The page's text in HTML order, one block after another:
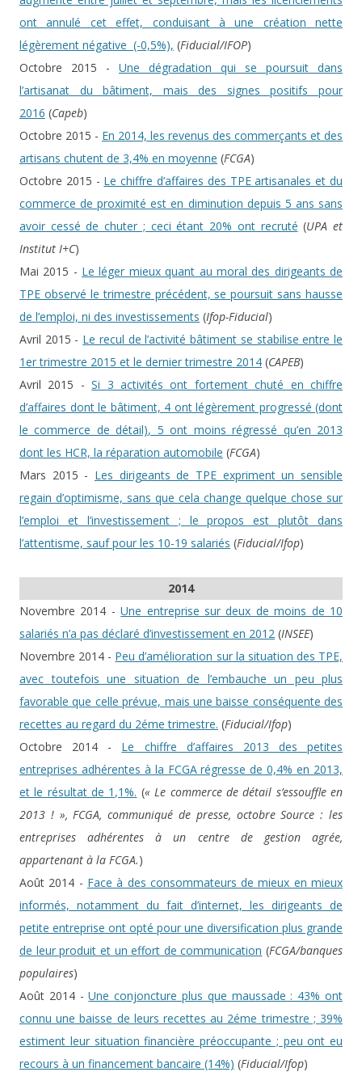
ont annulé cet effet, conduisant à une création nette
légèrement négative (-0,5%), (Fiducial/IFOP)
Octobre 2015 - Une dégradation qui se poursuit dans
l’artisanat du bâtiment, mais des signes positifs pour
2016 (Capeb)
Octobre 2015 - En 2014, les revenus des commerçants et des
artisans chutent de 3,4% en moyenne (FCGA)
Octobre 2015 - Le chiffre d’affaires des TPE artisanales et du
commerce de proximité est en diminution depuis 5 ans sans
avoir cessé de chuter ; ceci étant 20% ont recruté (UPA et
Institut I+C)
Mai 2015 - Le léger mieux quant au moral des dirigeants de
TPE observé le trimestre précédent, se poursuit sans hausse
de l’emploi, ni des investissements (Ifop-Fiducial)
Avril 2015 - Le recul de l’activité bâtiment se stabilise entre le
1er trimestre 2015 et le dernier trimestre 2014 (CAPEB)
Avril 2015 -Si 3 activités ont fortement chuté en chiffre
d’affaires dont le bâtiment, 4 ont légèrement progressé (dont
le commerce de détail), 5 ont moins régressé qu’en 2013
dont les HCR, la réparation automobile (FCGA)
Mars 2015 - Les dirigeants de TPE expriment un sensible
regain d’optimisme, sans que cela change quelque chose sur
l’emploi et l’investissement ; le propos est plutôt dans
l’attentisme, sauf pour les 10-19 salariés (Fiducial/Ifop)
2014
Novembre 2014 -Une entreprise sur deux de moins de 10
salariés n’a pas déclaré d’investissement en 2012 (INSEE)
Novembre 2014 - Peu d’amélioration sur la situation des TPE,
avec toutefois une situation de l’embauche un peu plus
favorable que celle prévue, mais une baisse conséquente des
recettes au regard du 2éme trimestre. (Fiducial/Ifop)
Octobre 2014 - Le chiffre d’affaires 2013 des petites
entreprises adhérentes à la FCGA régresse de 0,4% en 2013,
et le résultat de 1,1%. (« Le commerce de détail s’essouffle en
2013 ! », FCGA, communiqué de presse, octobre Source : les
entreprises adhérentes à un centre de gestion agrée,
appartenant à la FCGA.)
Août 2014 - Face à des consommateurs de mieux en mieux
informés, notamment du fait d’internet, les dirigeants de
petite entreprise ont opté pour une diversification plus grande
de leur produit et un effort de communication (FCGA/banques
populaires)
Août 2014 -Une conjoncture plus que maussade : 43% ont
connu une baisse de leurs recettes au 2éme trimestre ; 39%
estiment leur situation financière préoccupante ; peu ont eu
recours à un financement bancaire (14%) (Fiducial/Ifop)